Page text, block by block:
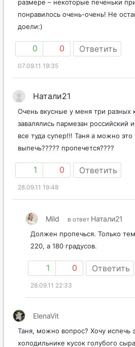
размере – некоторые печеньки
понравилось очень-очень! Не
доели:)
0 0 Ответить
07.09.11 19:35
Натали21
Очень вкусные у меня три разных
завалялись пармезан российский
все туда супер!!! Таня а можно
выпечь????? пропечется????
1 0 Ответить
28.09.11 19:48
Mild в ответ Натали21
Должен пропечься. Только
220, а 180 градусов.
1 0 Ответить
28.09.11 22:33
ElenaVit
Таня, можно вопрос? Хочу испечь
холодильнике кусок голубого